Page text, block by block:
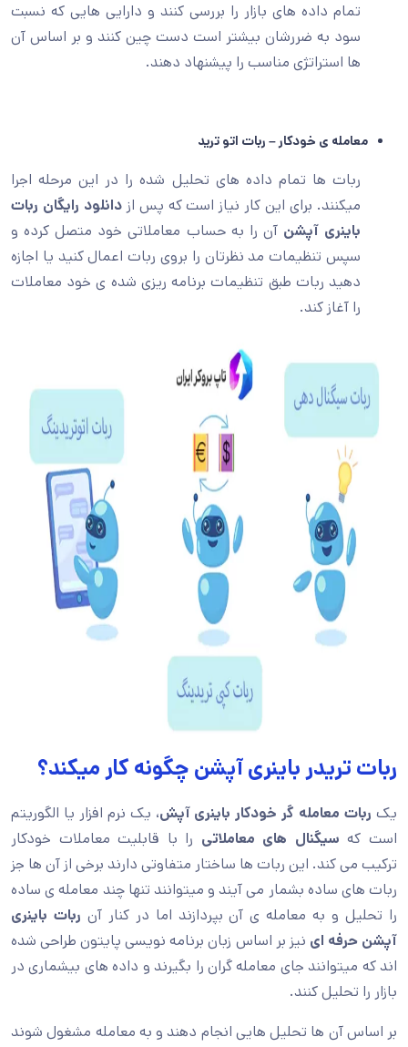
تمام داده های بازار را بررسی کنند و دارایی هایی که نسبت
سود به ضررشان بیشتر است دست چین کنند و بر اساس آن
ها استراتژی مناسب را پیشنهاد دهند.
معامله ی خودکار – ربات اتو ترید
ربات ها تمام داده های تحلیل شده را در این مرحله اجرا
میکنند. برای این کار نیاز است که پس ازدانلود رایگان ربات
باینری آپشنآن را به حساب معاملاتی خود متصل کرده و
سپس تنظیمات مد نظرتان را بروی ربات اعمال کنید یا اجازه
دهید ربات طبق تنظیمات برنامه ریزی شده ی خود معاملات
را آغاز کند.
ربات تریدر باینری آپشن چگونه کار میکند؟
یک ربات معامله گر خودکار باینری آپش، یک نرم افزار یا الگوریتم
است که سیگنال های معاملاتی را با قابلیت معاملات خودکار
ترکیب می کند. این ربات ها ساختار متفاوتی دارند برخی از آن ها جز
ربات های ساده بشمار می آیند و میتوانند تنها چند معامله ی ساده
را تحلیل و به معامله ی آن بپردازند اما در کنار آن ربات باینری
آپشن حرفه ای نیز بر اساس زبان برنامه نویسی پایتون طراحی شده
اند که میتوانند جای معامله گران را بگیرند و داده های بیشماری در
بازار را تحلیل کنند.
بر اساس آن ها تحلیل هایی انجام دهند و به معامله مشغول شوند